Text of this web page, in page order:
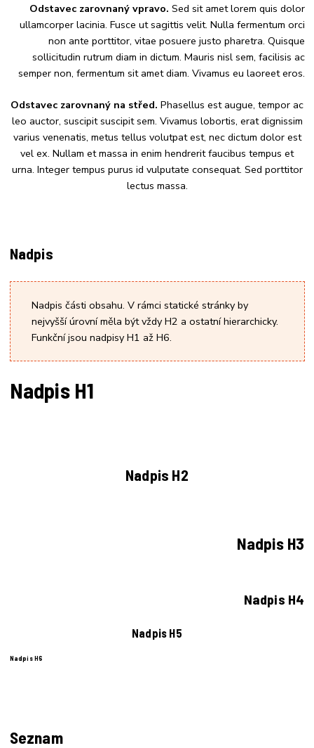
Odstavec zarovnaný vpravo. Sed sit amet lorem quis dolor
ullamcorper lacinia. Fusce ut sagittis velit. Nulla fermentum orci
non ante porttitor, vitae posuere justo pharetra. Quisque
sollicitudin rutrum diam in dictum. Mauris nisl sem, facilisis ac
semper non, fermentum sit amet diam. Vivamus eu laoreet eros.
Odstavec zarovnaný na střed. Phasellus est augue, tempor ac
leo auctor, suscipit suscipit sem. Vivamus lobortis, erat dignissim
varius venenatis, metus tellus volutpat est, nec dictum dolor est
vel ex. Nullam et massa in enim hendrerit faucibus tempus et
urna. Integer tempus purus id vulputate consequat. Sed porttitor
lectus massa.
Nadpis
Nadpis části obsahu. V rámci statické stránky by
nejvyšší úrovní měla být vždy H2 a ostatní hierarchicky.
Funkční jsou nadpisy H1 až H6.
Nadpis H1
Nadpis H2
Nadpis H3
Nadpis H4
Nadpis H5
Nadpis H6
Seznam